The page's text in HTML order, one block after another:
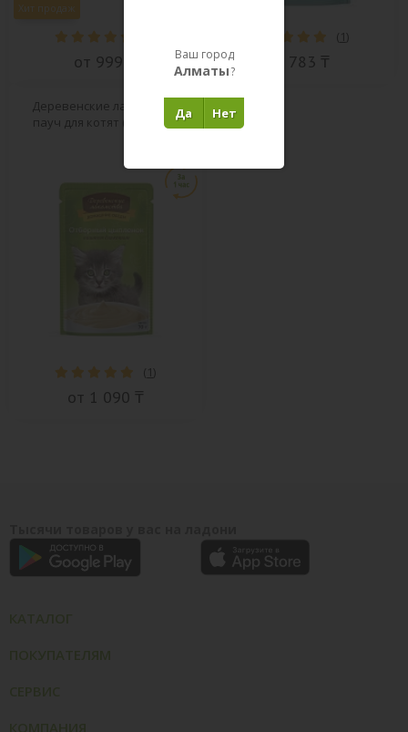
Хит продаж
от 999 ₸
( 1)
от 783 ₸
Деревенские лакомства
пауч для котят (паштет)
( 1)
от 1 090 ₸
Ваш город
Алматы?
Нет
Да